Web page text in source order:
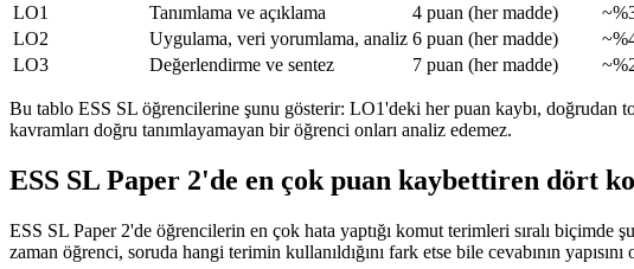
LO1
Tanımlama ve açıklama 4 puan (her madde)
LO2
Uygulama, veri yorumlama, analiz 6 puan (her madde)
LO3
Değerlendirme ve sentez 7 puan (her madde)
Bu tablo ESS SL öğrencilerine şunu gösterir: LO1'deki her puan kaybı, doğrudan
kavramları doğru tanımlayamayan bir öğrenci onları analiz edemez.
ESS SL Paper 2'de en çok puan kaybettiren dört
ESS SL Paper 2'de öğrencilerin en çok hata yaptığı komut terimleri sıralı biçimde
zaman öğrenci, soruda hangi terimin kullanıldığını fark etse bile cevabının